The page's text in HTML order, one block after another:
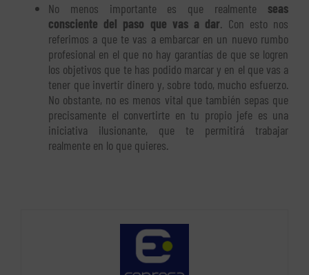
No menos importante es que realmente seas
consciente del paso que vas a dar. Con esto nos
referimos a que te vas a embarcar en un nuevo rumbo
profesional en el que no hay garantías de que se logren
los objetivos que te has podido marcar y en el que vas a
tener que invertir dinero y, sobre todo, mucho esfuerzo.
No obstante, no es menos vital que también sepas que
precisamente el convertirte en tu propio jefe es una
iniciativa ilusionante, que te permitirá trabajar
realmente en lo que quieres.